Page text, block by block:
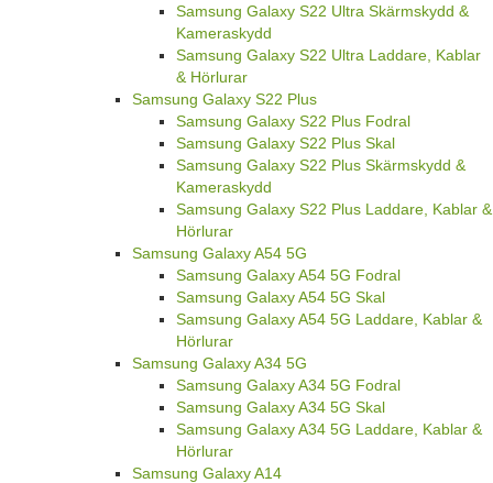
Samsung Galaxy S22 Ultra Skärmskydd &
Kameraskydd
Samsung Galaxy S22 Ultra Laddare, Kablar
& Hörlurar
Samsung Galaxy S22 Plus
Samsung Galaxy S22 Plus Fodral
Samsung Galaxy S22 Plus Skal
Samsung Galaxy S22 Plus Skärmskydd &
Kameraskydd
Samsung Galaxy S22 Plus Laddare, Kablar &
Hörlurar
Samsung Galaxy A54 5G
Samsung Galaxy A54 5G Fodral
Samsung Galaxy A54 5G Skal
Samsung Galaxy A54 5G Laddare, Kablar &
Hörlurar
Samsung Galaxy A34 5G
Samsung Galaxy A34 5G Fodral
Samsung Galaxy A34 5G Skal
Samsung Galaxy A34 5G Laddare, Kablar &
Hörlurar
Samsung Galaxy A14